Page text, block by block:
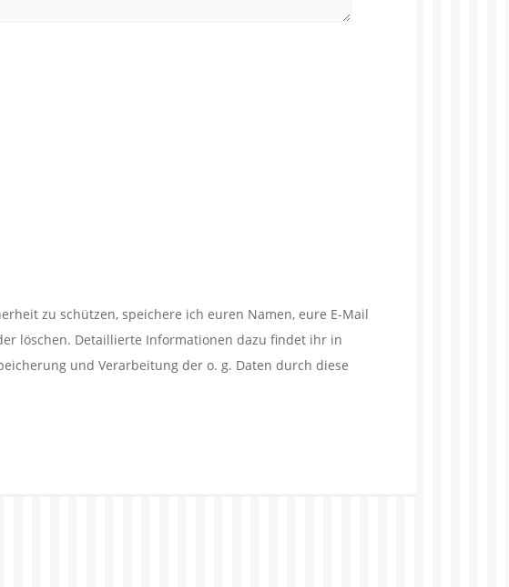
zu schützen, speichere ich euren Namen, eure E-Mail
löschen. Detaillierte Informationen dazu findet ihr in
und Verarbeitung der o. g. Daten durch diese